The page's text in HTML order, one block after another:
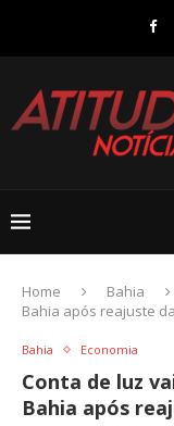
Home Bahia
Bahia após reajuste
Bahia Economia
Conta de luz
Bahia após